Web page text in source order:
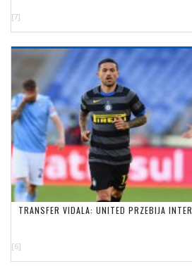
[7]
TRANSFER VIDALA: UNITED PRZEBIJA INTER
[6]